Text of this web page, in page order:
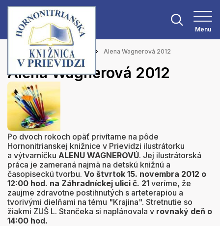
Menu
Hlavná stránka Aktuality Alena Wagnerová 2012
Alena Wagnerová 2012
Po dvoch rokoch opäť privítame na pôde
Hornonitrianskej knižnice v Prievidzi ilustrátorku
a výtvarníčku ALENU WAGNEROVÚ. Jej ilustrátorská
práca je zameraná najmä na detskú knižnú a
časopiseckú tvorbu. Vo štvrtok 15. novembra 2012 o
12:00 hod. na Záhradníckej ulici č. 21 veríme, že
zaujme zdravotne postihnutých s arteterapiou a
tvorivými dielňami na tému "Krajina". Stretnutie so
žiakmi ZUŠ L. Stančeka si naplánovala v rovnaký deň o
14:00 hod.